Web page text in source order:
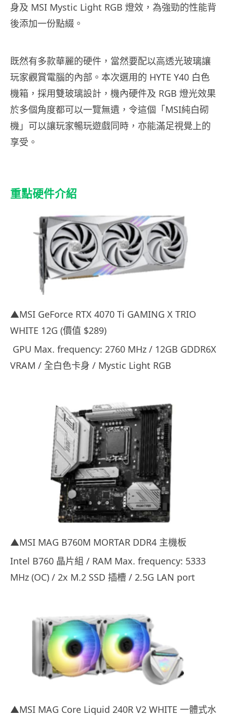
身及 MSI Mystic Light RGB 燈效，為強勁的性能背
後添加一份點綴。
既然有多款華麗的硬件，當然要配以高透光玻璃讓
玩家觀賞電腦的內部。本次選用的 HYTE Y40 白色
機箱，採用雙玻璃設計，機內硬件及 RGB 燈光效果
於多個角度都可以一覽無遺，令這個「MSI純白砌
機」可以讓玩家暢玩遊戲同時，亦能滿足視覺上的
享受。
重點硬件介紹
▲MSI GeForce RTX 4070 Ti GAMING X TRIO
WHITE 12G (價值 $289)
GPU Max. frequency: 2760 MHz / 12GB GDDR6X
VRAM / 全白色卡身 / Mystic Light RGB
▲MSI MAG B760M MORTAR DDR4 主機板
Intel B760 晶片組 / RAM Max. frequency: 5333
MHz (OC) / 2x M.2 SSD 插槽 / 2.5G LAN port
▲MSI MAG Core Liquid 240R V2 WHITE 一體式水